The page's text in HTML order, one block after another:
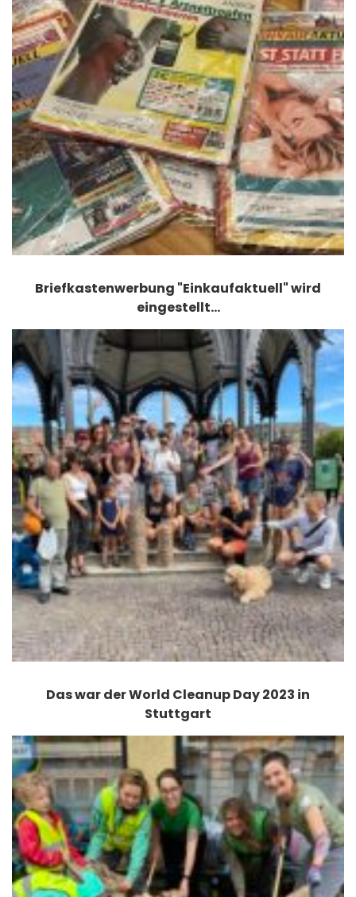
Briefkastenwerbung "Einkaufaktuell" wird
eingestellt…
Das war der World Cleanup Day 2023 in
Stuttgart